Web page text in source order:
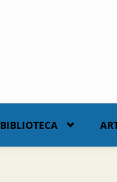
BIBLIOTECA